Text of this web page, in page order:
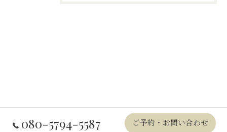
080-5794-5587 ご予約・お問い合わせ